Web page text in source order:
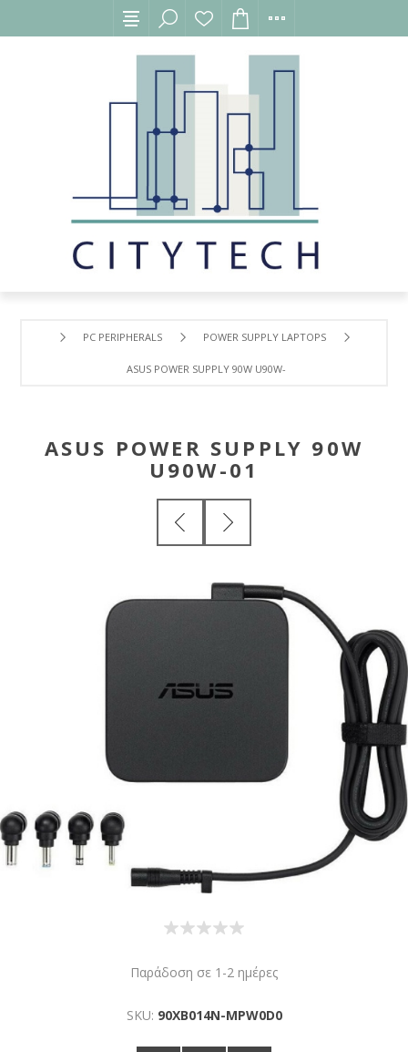
PC PERIPHERALS POWER SUPPLY LAPTOPS
ASUS POWER SUPPLY 90W U90W-01
ASUS POWER SUPPLY 90W
U90W-01
Παράδοση σε 1-2 ημέρες
SKU: 90XB014N-MPW0D0